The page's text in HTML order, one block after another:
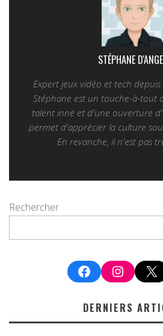
STÉPHANE
Expert jeux vidéo et tech
Stéphane est un touche-à-tout
talent inné et d'une ouverture
permet d'apprécier la culture
En revanche, il n'est pas
Rechercher
Facebook X
DERNIERS